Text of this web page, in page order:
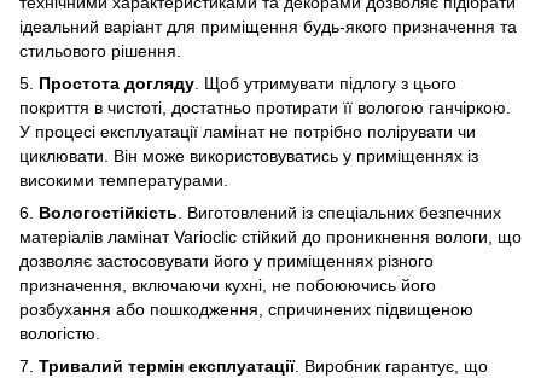
ідеальний варіант для приміщення будь-якого призначення та
стильового рішення.
5. Простота догляду . Щоб утримувати підлогу з цього
покриття в чистоті, достатньо протирати її вологою ганчіркою.
У процесі експлуатації ламінат не потрібно полірувати чи
циклювати. Він може використовуватись у приміщеннях із
високими температурами.
6. Вологостійкість . Виготовлений із спеціальних безпечних
матеріалів ламінат Varioclic стійкий до проникнення вологи, що
дозволяє застосовувати його у приміщеннях різного
призначення, включаючи кухні, не побоюючись його
розбухання або пошкодження, спричинених підвищеною
вологістю.
7. Тривалий термін експлуатації. Виробник гарантує, що